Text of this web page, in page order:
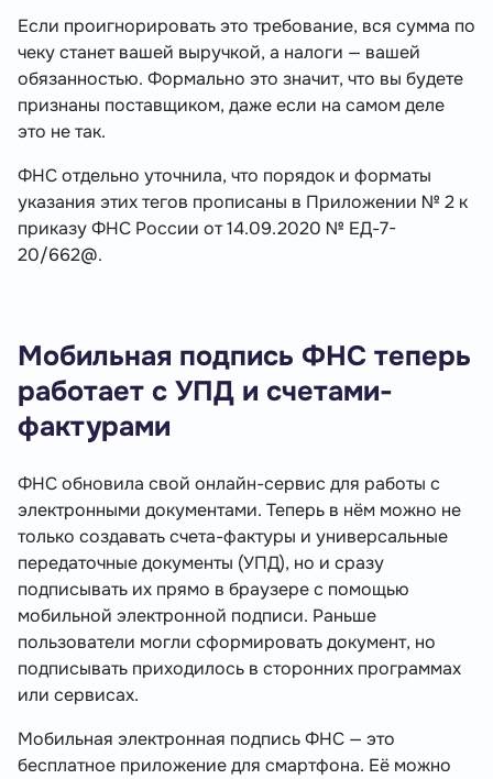
Если проигнорировать это требование, вся сумма по
чеку станет вашей выручкой, а налоги — вашей
обязанностью. Формально это значит, что вы будете
признаны поставщиком, даже если на самом деле
это не так.
ФНС отдельно уточнила, что порядок и форматы
указания этих тегов прописаны в Приложении № 2 к
приказу ФНС России от 14.09.2020 № ЕД-7-
20/662@.
Мобильная подпись ФНС теперь
работает с УПД и счетами-
фактурами
ФНС обновила свой онлайн-сервис для работы с
электронными документами. Теперь в нём можно не
только создавать счета-фактуры и универсальные
передаточные документы (УПД), но и сразу
подписывать их прямо в браузере с помощью
мобильной электронной подписи. Раньше
пользователи могли сформировать документ, но
подписывать приходилось в сторонних программах
или сервисах.
Мобильная электронная подпись ФНС — это
бесплатное приложение для смартфона. Её можно